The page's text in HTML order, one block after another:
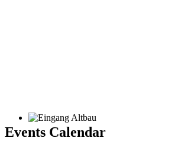
Events Calendar